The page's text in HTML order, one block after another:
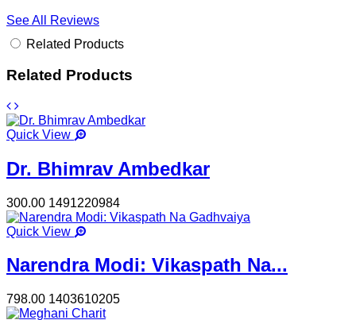
See All Reviews
Related Products
Related Products
Quick View
Dr. Bhimrav Ambedkar
300.00 1491220984
Quick View
Narendra Modi: Vikaspath Na...
798.00 1403610205